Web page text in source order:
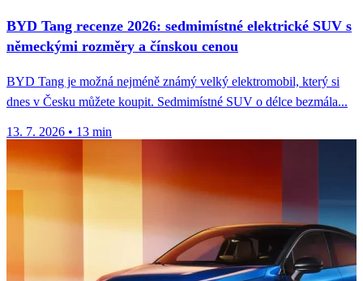
BYD Tang recenze 2026: sedmimístné elektrické SUV s
německými rozměry a čínskou cenou
BYD Tang je možná nejméně známý velký elektromobil, který si
dnes v Česku můžete koupit. Sedmimístné SUV o délce bezmála...
13. 7. 2026 • 13 min